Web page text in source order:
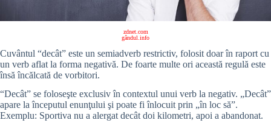
zdnet.com
gândul.info
Cuvântul “decât” este un semiadverb restrictiv, folosit doar în raport cu
un verb aflat la forma negativă. De foarte multe ori această regulă este
însă încălcată de vorbitori.
“Decât” se foloseşte exclusiv în contextul unui verb la negativ. „Decât”
apare la începutul enunţului şi poate fi înlocuit prin „în loc să”.
Exemplu: Sportiva nu a alergat decât doi kilometri, apoi a abandonat.